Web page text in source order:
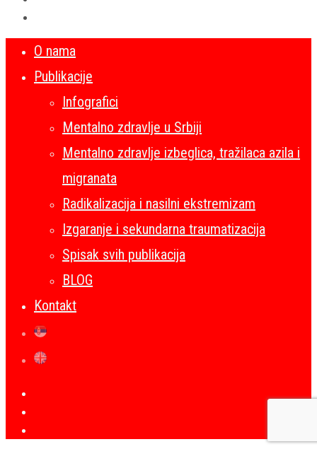
O nama
Publikacije
Infografici
Mentalno zdravlje u Srbiji
Mentalno zdravlje izbeglica, tražilaca azila i
migranata
Radikalizacija i nasilni ekstremizam
Izgaranje i sekundarna traumatizacija
Spisak svih publikacija
BLOG
Kontakt